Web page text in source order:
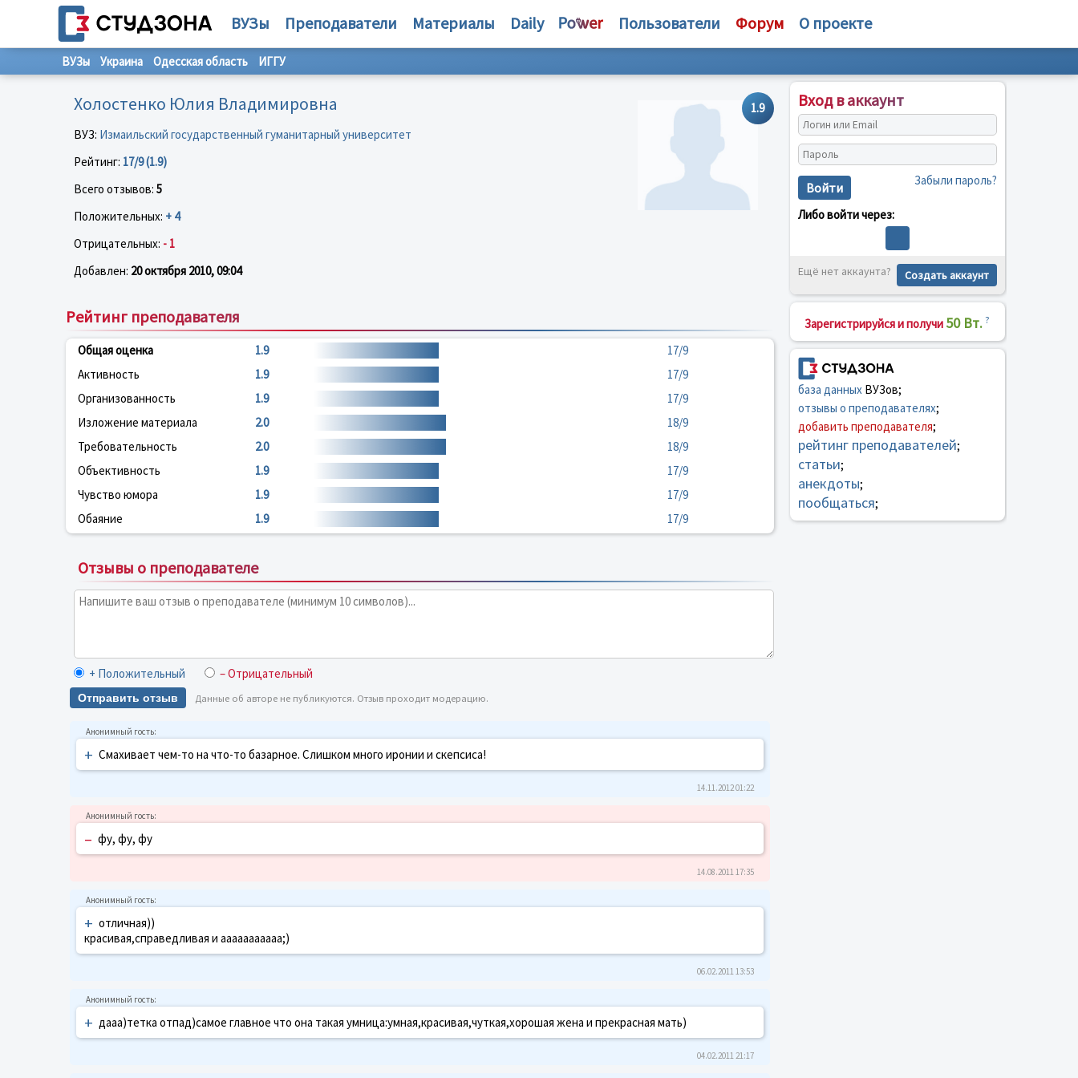
ВУЗы Преподаватели Материалы Daily Пользователи Форум О проекте
ВУЗы Украина Одесская область ИГГУ
1.9
Холостенко Юлия Владимировна
ВУЗ: Измаильский государственный гуманитарный университет
Рейтинг: 17/9 (1.9)
Всего отзывов: 5
Положительных: + 4
Отрицательных: - 1
Добавлен: 20 октября 2010, 09:04
Рейтинг преподавателя
Общая оценка 1.9
17/9
Активность
1.9
17/9
Организованность
1.9
17/9
Изложение материала
2.0
18/9
Требовательность
2.0
18/9
Объективность
1.9
17/9
Чувство юмора
1.9
17/9
Обаяние
1.9 17/9
Отзывы о преподавателе
+ Положительный – Отрицательный
Отправить отзыв Данные об авторе не публикуются. Отзыв проходит модерацию.
+ Смахивает чем-то на что-то базарное. Слишком много иронии и скепсиса!
14.11.2012 01:22
– фу, фу, фу
14.08.2011 17:35
+ отличная))
красивая,справедливая и ааааааааааа;)
06.02.2011 13:53
+ дааа)тетка отпад)самое главное что она такая умница:умная,красивая,чуткая,хорошая жена и прекрасная мать)
04.02.2011 21:17
Вход в аккаунт
Войти Забыли пароль?
Либо войти через:
Ещё нет аккаунта? Создать аккаунт
Зарегистрируйся и получи 50 Вт. ?
база данныхВУЗов;
отзывы о преподавателях;
добавить преподавателя;
рейтинг преподавателей;
статьи;
анекдоты;
пообщаться;